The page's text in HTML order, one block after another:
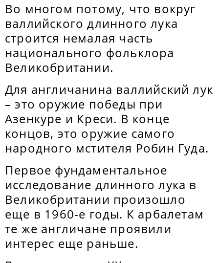
Во многом потому, что вокруг
валлийского длинного лука
строится немалая часть
национального фольклора
Великобритании.
Для англичанина валлийский лук
– это оружие победы при
Азенкуре и Креси. В конце
концов, это оружие самого
народного мстителя Робин Гуда.
Первое фундаментальное
исследование длинного лука в
Великобритании произошло
еще в 1960-е годы. К арбалетам
те же англичане проявили
интерес еще раньше.